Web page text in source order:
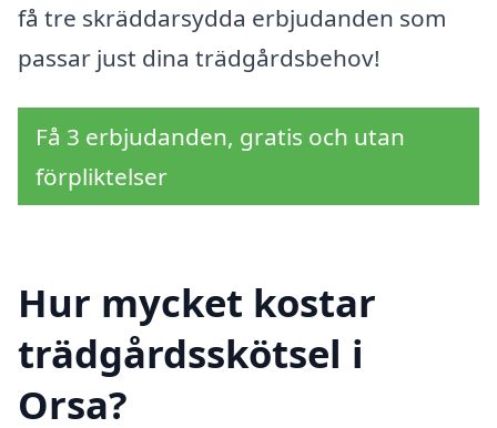
få tre skräddarsydda erbjudanden som
passar just dina trädgårdsbehov!
Få 3 erbjudanden, gratis och utan
förpliktelser
Hur mycket kostar
trädgårdsskötsel i
Orsa?